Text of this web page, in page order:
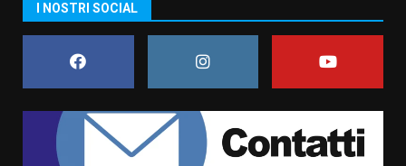
assoluta de “L’Albergo
Belvedere. Il rapimento”
6 Agosto 2026 06:15
Rivoluzione”: nuovo
appuntamento con “Fasano in
Banda”
I NOSTRI SOCIAL